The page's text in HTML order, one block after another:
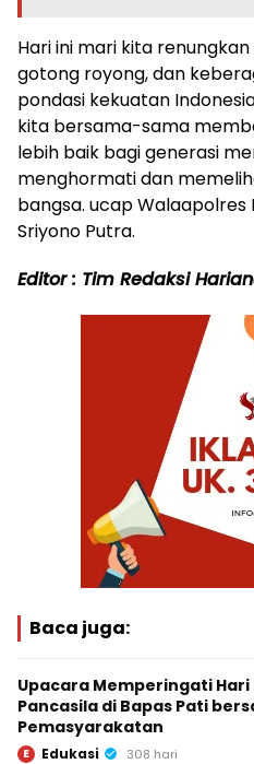
Hari ini mari kita
gotong royong, dan
pondasi kekuatan
kita bersama-sama
lebih baik bagi generasi
menghormati dan
bangsa. ucap
Sriyono Putra.
Editor : Tim Redaksi
Baca juga:
Upacara Memperingati
Pancasila di Bapas Pati
Pemasyarakatan
E Edukasi 308 hari